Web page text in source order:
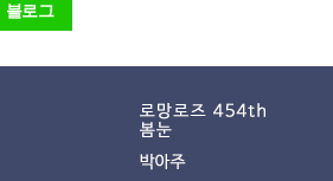
블로그